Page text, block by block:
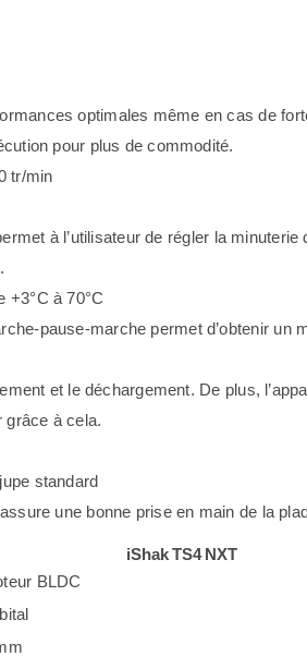
optimales même en cas de
pour plus de commodité.
tr/min
à l’utilisateur de régler la minuterie
+3°C à 70°C
pause-marche permet d’obtenir un
et le déchargement. De plus,
grâce à cela.
standard
une bonne prise en main de la
iShak TS4 NXT
BLDC